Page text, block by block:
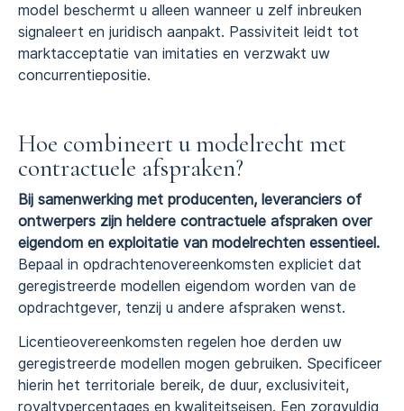
model beschermt u alleen wanneer u zelf inbreuken
signaleert en juridisch aanpakt. Passiviteit leidt tot
marktacceptatie van imitaties en verzwakt uw
concurrentiepositie.
Hoe combineert u modelrecht met
contractuele afspraken?
Bij samenwerking met producenten, leveranciers of
ontwerpers zijn heldere contractuele afspraken over
eigendom en exploitatie van modelrechten essentieel.
Bepaal in opdrachtenovereenkomsten expliciet dat
geregistreerde modellen eigendom worden van de
opdrachtgever, tenzij u andere afspraken wenst.
Licentieovereenkomsten regelen hoe derden uw
geregistreerde modellen mogen gebruiken. Specificeer
hierin het territoriale bereik, de duur, exclusiviteit,
royaltypercentages en kwaliteitseisen. Een zorgvuldig